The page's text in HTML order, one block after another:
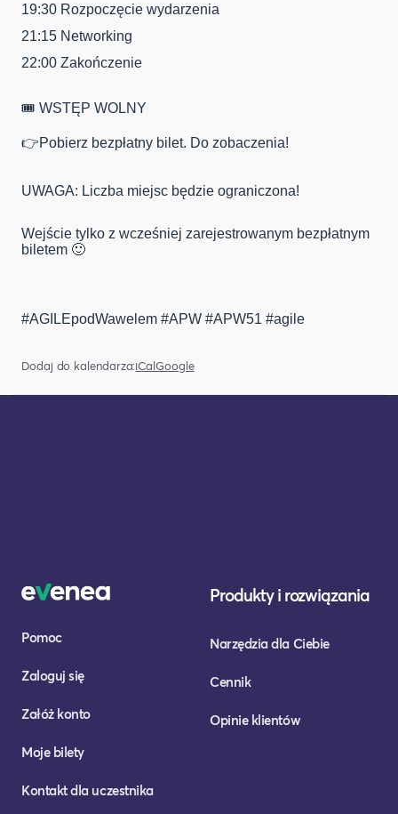
19:30 Rozpoczęcie wydarzenia
21:15 Networking
22:00 Zakończenie
🎟️ WSTĘP WOLNY
👉Pobierz bezpłatny bilet. Do zobaczenia!
UWAGA: Liczba miejsc będzie ograniczona!
Wejście tylko z wcześniej zarejestrowanym bezpłatnym
biletem 🙂
#AGILEpodWawelem #APW #APW51 #agile
Dodaj do kalendarza:iCalGoogle
Pomoc
Zaloguj się
Załóż konto
Moje bilety
Kontakt dla uczestnika
Produkty i rozwiązania
Narzędzia dla Ciebie
Cennik
Opinie klientów